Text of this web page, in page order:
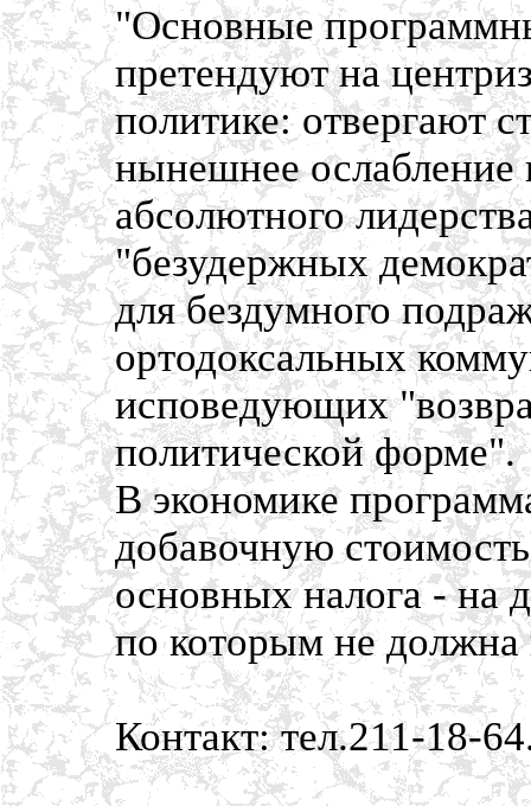
"Основные
претендуют на
политике: отвергают
нынешнее ослабление
абсолютного
"безудержных
для бездумного
ортодоксальных
исповедующих
политической форме".
В экономике
добавочную
основных налога - на
по которым не
Контакт: тел.211-18-